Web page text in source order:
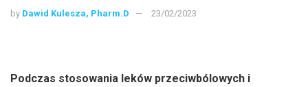
by Dawid Kulesza, Pharm.D 23/02/2023
Podczas stosowania leków przeciwbólowych i